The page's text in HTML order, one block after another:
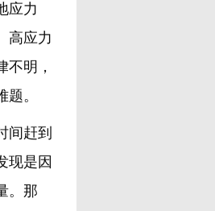
应力
高应力
不明，
。
间赶到
现是因
。那